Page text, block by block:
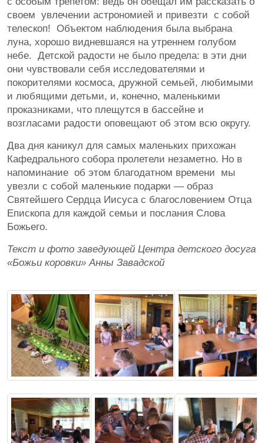
своем увлечении астрономией и привезти с собой
телескоп! Объектом наблюдения была выбрана
луна, хорошо видневшаяся на утреннем голубом
небе. Детской радости не было предела: в эти дни
они чувствовали себя исследователями и
покорителями космоса, дружной семьей, любимыми
и любящими детьми, и, конечно, маленькими
проказниками, что плещутся в бассейне и
возгласами радости оповещают об этом всю округу.
Два дня каникул для самых маленьких прихожан
Кафедрального собора пролетели незаметно. Но в
напоминание об этом благодатном времени мы
увезли с собой маленькие подарки — образ
Святейшего Сердца Иисуса с благословением Отца
Епископа для каждой семьи и послания Слова
Божьего.
Текст и фото заведующей Центра детского досуга
«Божьи коровки» Анны Завадской